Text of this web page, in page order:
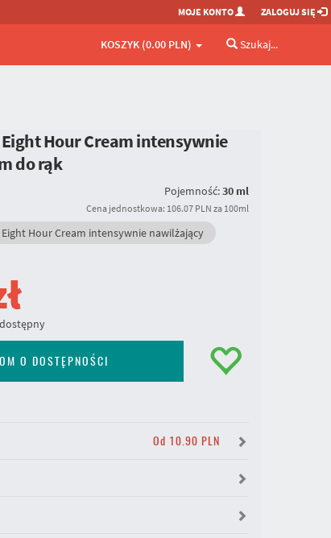
MOJE KONTO ZALOGUJ SIĘ
KOSZYK (0.00 PLN) Szukaj...
Hour Cream intensywnie
do rąk
Pojemność:30 ml
Cena jednostkowa: 106.07 PLN za 100ml
Eight Hour Cream intensywnie nawilżający
O DOSTĘPNOŚCI
Od 10.90 PLN